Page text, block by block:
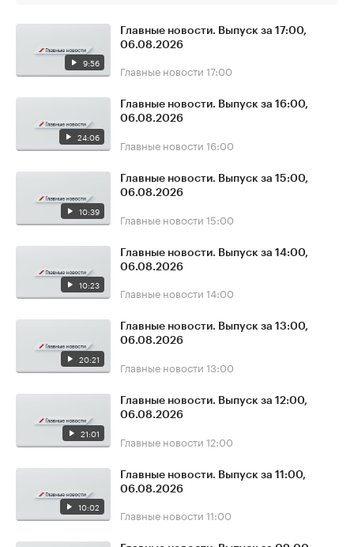
9:56
Главные новости. Выпуск за 17:00,
06.08.2026
Главные новости 17:00
24:06
Главные новости. Выпуск за 16:00,
06.08.2026
Главные новости 16:00
10:39
Главные новости. Выпуск за 15:00,
06.08.2026
Главные новости 15:00
10:23
Главные новости. Выпуск за 14:00,
06.08.2026
Главные новости 14:00
20:21
Главные новости. Выпуск за 13:00,
06.08.2026
Главные новости 13:00
21:01
Главные новости. Выпуск за 12:00,
06.08.2026
Главные новости 12:00
10:02
Главные новости. Выпуск за 11:00,
06.08.2026
Главные новости 11:00